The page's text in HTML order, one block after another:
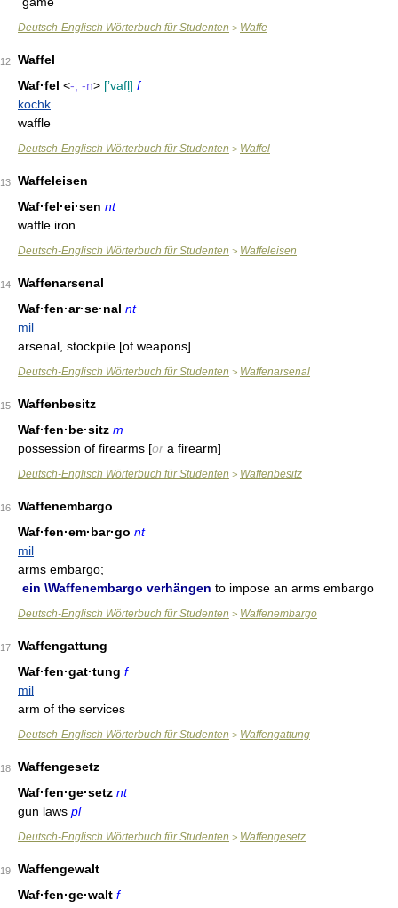
Deutsch-Englisch Wörterbuch für Studenten > Waffe
12
Waffel
Waf·fel <-, -n> [ʼvafl̩] f
kochk
waffle
Deutsch-Englisch Wörterbuch für Studenten > Waffel
13
Waffeleisen
Waf·fel·ei·sen nt
waffle iron
Deutsch-Englisch Wörterbuch für Studenten > Waffeleisen
14
Waffenarsenal
Waf·fen·ar·se·nal nt
mil
arsenal, stockpile [of weapons]
Deutsch-Englisch Wörterbuch für Studenten > Waffenarsenal
15
Waffenbesitz
Waf·fen·be·sitz m
possession of firearms [or a firearm]
Deutsch-Englisch Wörterbuch für Studenten > Waffenbesitz
16
Waffenembargo
Waf·fen·em·bar·go nt
mil
arms embargo;
ein \Waffenembargo verhängen to impose an arms embargo
Deutsch-Englisch Wörterbuch für Studenten > Waffenembargo
17
Waffengattung
Waf·fen·gat·tung f
mil
arm of the services
Deutsch-Englisch Wörterbuch für Studenten > Waffengattung
18
Waffengesetz
Waf·fen·ge·setz nt
gun laws pl
Deutsch-Englisch Wörterbuch für Studenten > Waffengesetz
19
Waffengewalt
Waf·fen·ge·walt f